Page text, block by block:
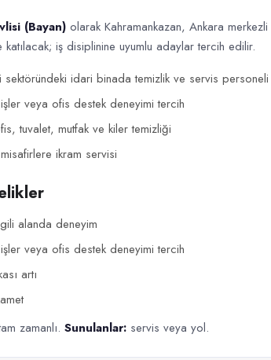
Kahramankazan, Ankara merkezli TAM
(Bayan) olarak Kahramankazan, Ankara merkezli
katılacak; iş disiplinine uyumlu adaylar tercih edilir.
sektöründeki idari binada temizlik ve servis personeli
veya ofis destek deneyimi tercih
tuvalet, mutfak ve kiler temizliği
ikram servisi
alanda deneyim
veya ofis destek deneyimi tercih
artı
zamanlı. Sunulanlar: servis veya yol.